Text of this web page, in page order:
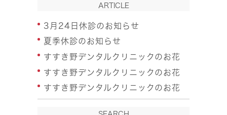
ARTICLE
3月24日休診のお知らせ
夏季休診のお知らせ
すすき野デンタルクリニックのお花
すすき野デンタルクリニックのお花
すすき野デンタルクリニックのお花